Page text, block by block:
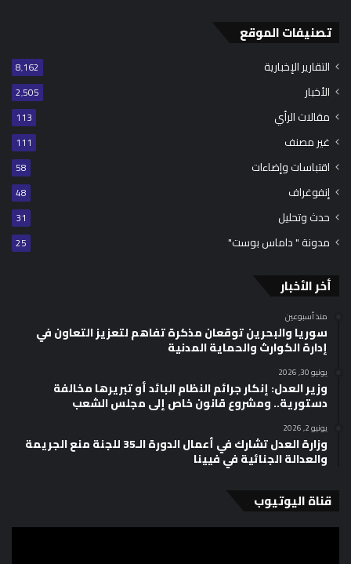
تصنيفات الموقع
التقارير الإخبارية 8٬162
الأخبار 2٬505
مقالات الرأي 113
غير مصنف 111
اقتباسات وإضاءات 58
إنفوغراف 48
حدث وتحليل 31
مدونة " داماس بوست" 25
أخر الأخبار
منذ أسبوعين
سوريا والبحرين توقعان مذكرة تفاهم لتعزيز التعاون في
إدارة الكوارث والحماية المدنية
يونيو 30, 2026
وزير العدل: إنكار جرائم النظام البائد أو تبريرها مخالفة
دستورية.. ومشروع قانون خاص إلى مجلس الشعب
يونيو 2, 2026
وزارة العدل تشارك في أعمال الدورة الـ35 للجنة منع الجريمة
والعدالة الجنائية في فيينا
قناة اليوتيوب